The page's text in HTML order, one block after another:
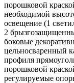
порошковой
необходимой
освещение (1
2
боковые
цельносваренный
профиля
порошковой
регулируемые